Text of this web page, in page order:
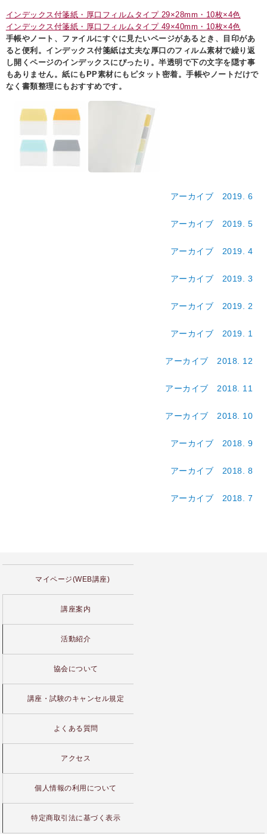
インデックス付箋紙・厚口フィルムタイプ 29×28mm・10枚×4色
インデックス付箋紙・厚口フィルムタイプ 49×40mm・10枚×4色
手帳やノート、ファイルにすぐに見たいページがあるとき、目印があ
ると便利。インデックス付箋紙は丈夫な厚口のフィルム素材で繰り返
し開くページのインデックスにぴったり。半透明で下の文字を隠す事
もありません。紙にもPP素材にもピタット密着。手帳やノートだけで
なく書類整理にもおすすめです。
アーカイブ 2019. 6
アーカイブ 2019. 5
アーカイブ 2019. 4
アーカイブ 2019. 3
アーカイブ 2019. 2
アーカイブ 2019. 1
アーカイブ 2018. 12
アーカイブ 2018. 11
アーカイブ 2018. 10
アーカイブ 2018. 9
アーカイブ 2018. 8
アーカイブ 2018. 7
マイページ(WEB講座)
講座案内
活動紹介
協会について
講座・試験のキャンセル規定
よくある質問
アクセス
個人情報の利用について
特定商取引法に基づく表示